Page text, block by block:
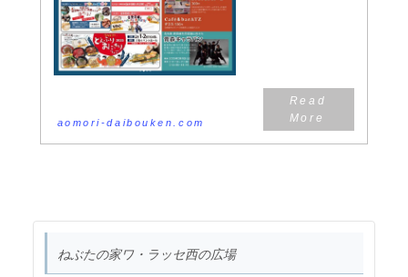
aomori-daibouken.com
ねぶたの家ワ・ラッセ西の広場